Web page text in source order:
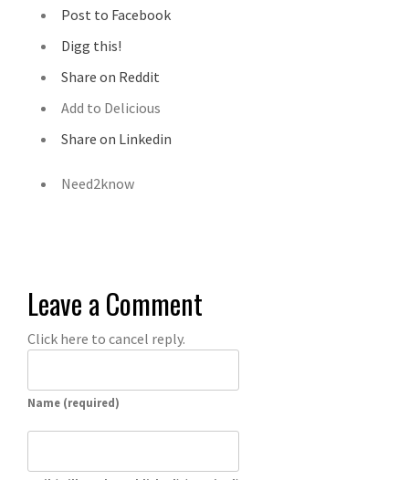
Post to Facebook
Digg this!
Share on Reddit
Add to Delicious
Share on Linkedin
Need2know
Leave a Comment
Click here to cancel reply.
Name (required)